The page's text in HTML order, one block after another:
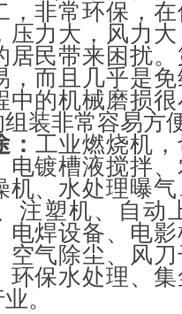
，非常环保，
压力大，风力
居民带来困扰
，而且几乎是
中的机械磨损
装非常容易方
工业燃烧机
电镀槽液搅拌
机、水处理曝
注塑机、自动
电焊设备、电
空气除尘、风
环保水处理、
。